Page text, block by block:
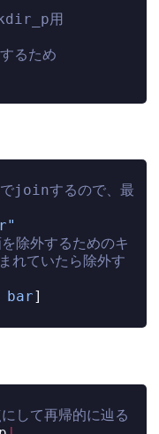
用
るため
joinするので、最
除外するためのキ
れていたら除外す
bar]
して再帰的に辿る